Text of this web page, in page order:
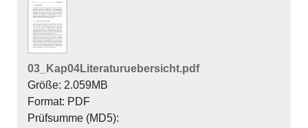
03_Kap04Literaturuebersicht.pdf
Größe: 2.059MB
Format: PDF
Prüfsumme (MD5):